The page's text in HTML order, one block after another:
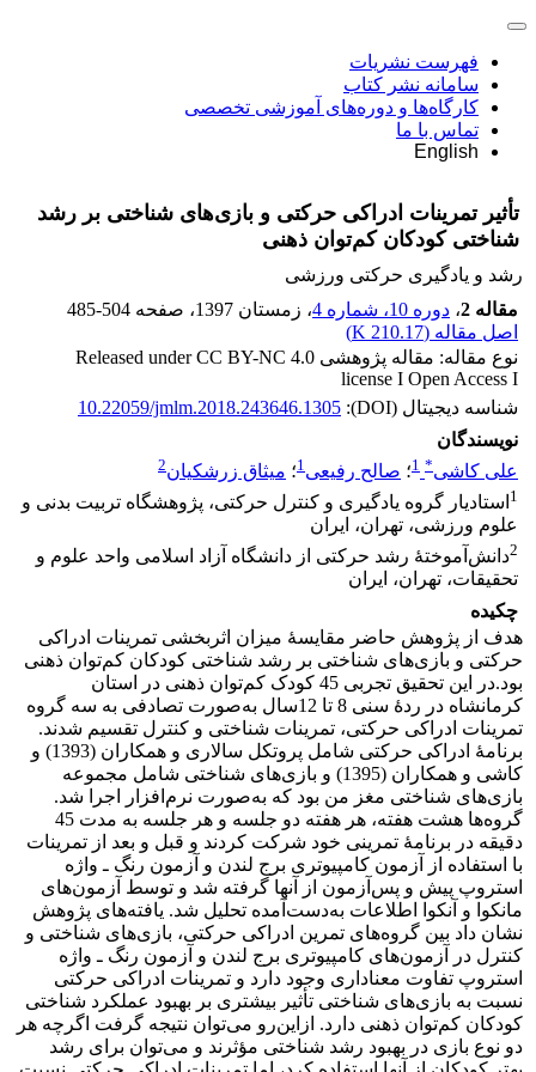
فهرست نشریات
سامانه نشر کتاب
کارگاه‌ها و دوره‌های آموزشی تخصصی
تماس با ما
English
تأثیر تمرینات ادراکی حرکتی و بازی‌های شناختی بر رشد
شناختی کودکان کم‌توان ذهنی
رشد و یادگیری حرکتی ورزشی
مقاله 2
، دوره 10، شماره 4 ، زمستان 1397 ، صفحه 485-504
اصل مقاله (210.17 K
)
نوع مقاله: مقاله پژوهشی Released under CC BY-NC 4.0
license I Open Access I
شناسه دیجیتال (DOI):
10.22059/jmlm.2018.243646.1305
نویسندگان
علی کاشی*
1؛ صالح رفیعی1؛ میثاق زرشکیان2
1 استادیار گروه یادگیری و کنترل حرکتی، پژوهشگاه تربیت بدنی و
علوم ورزشی، تهران، ایران
2دانش‌آموختۀ رشد حرکتی از دانشگاه آزاد اسلامی واحد علوم و
تحقیقات، تهران، ایران
چکیده
هدف از پژوهش حاضر مقایسۀ میزان اثربخشی تمرینات ادراکی
حرکتی و بازی‌های شناختی بر رشد شناختی کودکان کم‌توان ذهنی
بود.در این تحقیق تجربی 45 کودک کم‌توان ذهنی در استان
کرمانشاه در ردۀ سنی 8 تا 12سال به‌صورت تصادفی به سه گروه
تمرینات ادراکی حرکتی، تمرینات شناختی و کنترل تقسیم شدند.
برنامۀ ادراکی حرکتی شامل پروتکل سالاری و همکاران (1393) و
کاشی و همکاران (1395) و بازی‌های شناختی شامل مجموعه
بازی‌های شناختی مغز من بود که به‌صورت نرم‌افزار اجرا شد.
گروه‌ها هشت هفته، هر هفته دو جلسه و هر جلسه به مدت 45
دقیقه در برنامۀ تمرینی خود شرکت کردند و قبل و بعد از تمرینات
با استفاده از آزمون کامپیوتری برج لندن و آزمون رنگ ـ واژه
استروپ پیش و پس‌آزمون از آنها گرفته شد و توسط آزمون‌های
مانکوا و آنکوا اطلاعات به‌دست‌آمده تحلیل شد. یافته‌های پژوهش
نشان داد بین گروه‌های تمرین ادراکی حرکتی، بازی‌های شناختی و
کنترل در آزمون‌های کامپیوتری برج لندن و آزمون رنگ ـ واژه
استروپ تفاوت معناداری وجود دارد و تمرینات ادراکی حرکتی
نسبت به بازی‌های شناختی تأثیر بیشتری بر بهبود عملکرد شناختی
کودکان کم‌توان ذهنی دارد. ازاین‌رو می‌توان نتیجه گرفت اگرچه هر
دو نوع بازی در بهبود رشد شناختی مؤثرند و می‌توان برای رشد